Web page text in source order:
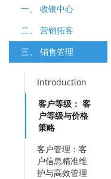
一、 收银中心
二、 营销拓客
三、 销售管理
Introduction
客户等级：​​ 客
户等级与价格
策略
​客户管理：客
户信息精准维
护与高效管理